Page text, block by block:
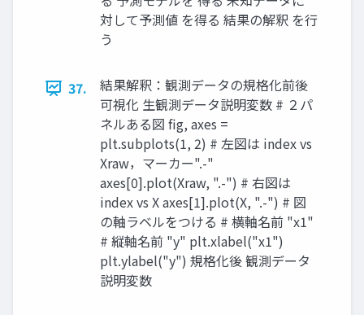
対して予測値 を得る 結果の解釈 を行
う
37.
結果解釈：観測データの規格化前後
可視化 生観測データ説明変数 # ２パ
ネルある図 fig, axes =
plt.subplots(1, 2) # 左図は index vs
Xraw，マーカー".-"
axes[0].plot(Xraw, ".-") # 右図は
index vs X axes[1].plot(X, ".-") # 図
の軸ラベルをつける # 横軸名前 "x1"
# 縦軸名前 "y" plt.xlabel("x1")
plt.ylabel("y") 規格化後 観測データ
説明変数